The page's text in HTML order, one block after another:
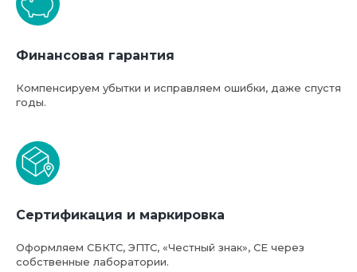
Финансовая гарантия
Компенсируем убытки и исправляем ошибки, даже спустя
годы.
Сертификация и маркировка
Оформляем СБКТС, ЭПТС, «Честный знак», СЕ через
собственные лаборатории.
Базовая стоимость услуг
компании ФТС-Сервис